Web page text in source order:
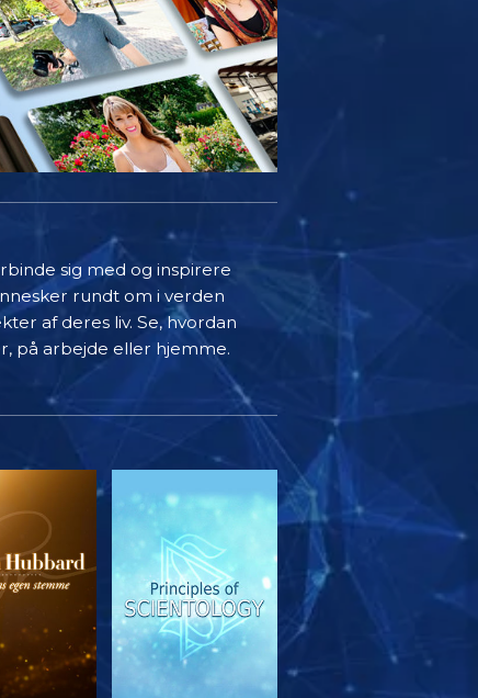
sig med og inspirere
rundt om i verden
af deres liv. Se, hvordan
på arbejde eller hjemme.